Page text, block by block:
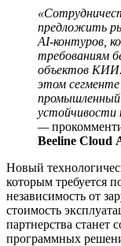
предложить
AI-контуров,
требованиям
объектов
этом
устойчивости
—
Beeline Cloud
Новый
которым требуется
независимость от
стоимость
партнерства станет
программных